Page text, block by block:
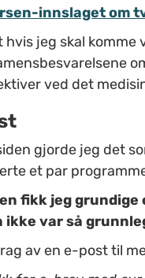
innslaget om
hvis jeg skal
ved det
gjorde jeg det
et par
fikk jeg
ikke var så
av en e-post til